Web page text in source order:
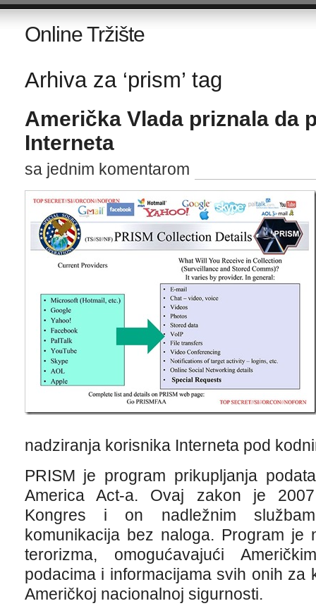
Online Tržište
Arhiva za ‘prism’ tag
Američka Vlada priznala da
Interneta
sa jednim komentarom
nadziranja korisnika Interneta pod
PRISM je program prikupljanja
America Act-a. Ovaj zakon je
Kongres i on nadležnim
komunikacija bez naloga. Program
terorizma, omogućavajući
podacima i informacijama svih onih za
Američkoj nacionalnoj sigurnosti.